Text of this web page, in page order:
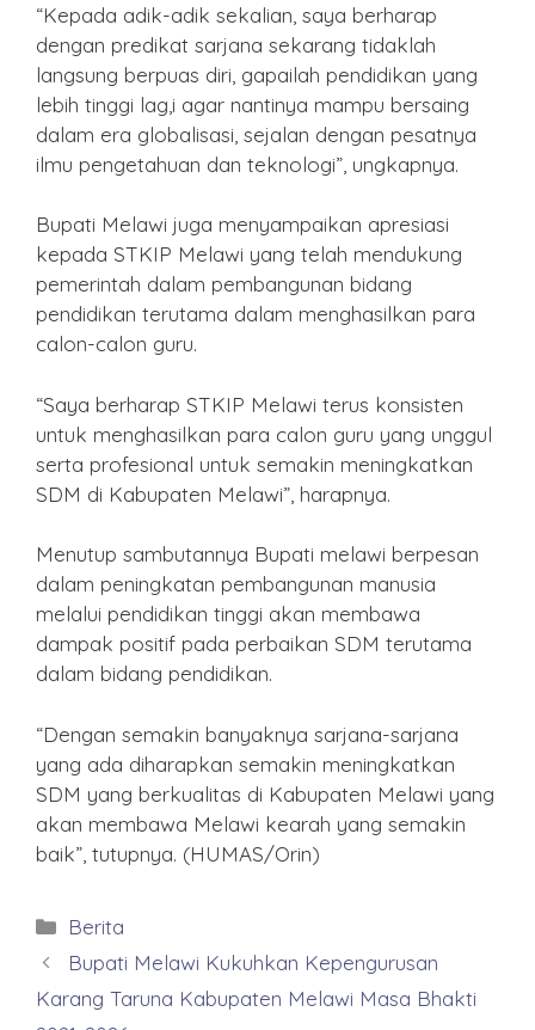
“Kepada adik-adik sekalian, saya berharap
dengan predikat sarjana sekarang tidaklah
langsung berpuas diri, gapailah pendidikan yang
lebih tinggi lag,i agar nantinya mampu bersaing
dalam era globalisasi, sejalan dengan pesatnya
ilmu pengetahuan dan teknologi”, ungkapnya.
Bupati Melawi juga menyampaikan apresiasi
kepada STKIP Melawi yang telah mendukung
pemerintah dalam pembangunan bidang
pendidikan terutama dalam menghasilkan para
calon-calon guru.
“Saya berharap STKIP Melawi terus konsisten
untuk menghasilkan para calon guru yang unggul
serta profesional untuk semakin meningkatkan
SDM di Kabupaten Melawi”, harapnya.
Menutup sambutannya Bupati melawi berpesan
dalam peningkatan pembangunan manusia
melalui pendidikan tinggi akan membawa
dampak positif pada perbaikan SDM terutama
dalam bidang pendidikan.
“Dengan semakin banyaknya sarjana-sarjana
yang ada diharapkan semakin meningkatkan
SDM yang berkualitas di Kabupaten Melawi yang
akan membawa Melawi kearah yang semakin
baik”, tutupnya. (HUMAS/Orin)
Kategori
Berita
Bupati Melawi Kukuhkan Kepengurusan
Karang Taruna Kabupaten Melawi Masa Bhakti